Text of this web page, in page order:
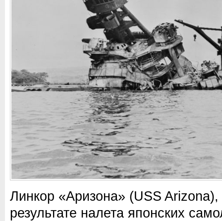
Линкор «Аризона» (USS
результате налета японских